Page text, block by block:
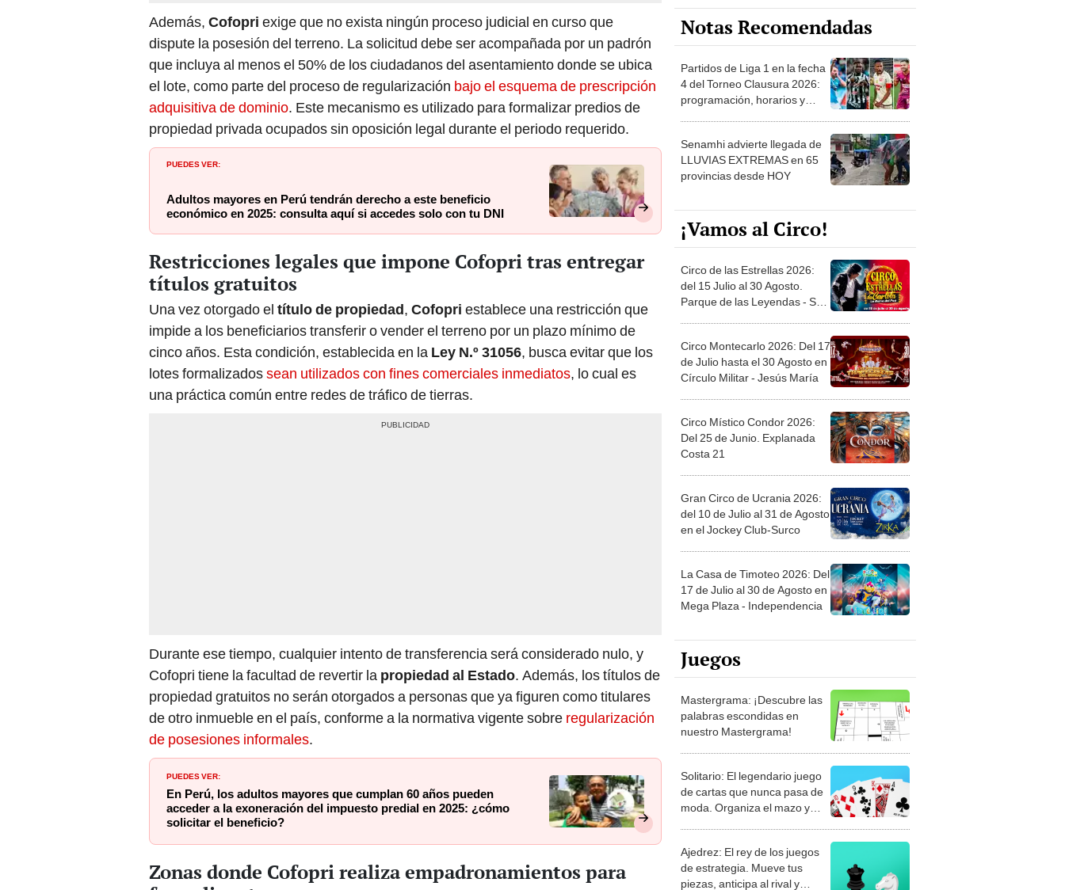
Además, Cofopri exige que no exista ningún proceso judicial en curso que
dispute la posesión del terreno. La solicitud debe ser acompañada por un padrón
que incluya al menos el 50% de los ciudadanos del asentamiento donde se ubica
el lote, como parte del proceso de regularización bajo el esquema de prescripción
adquisitiva de dominio. Este mecanismo es utilizado para formalizar predios de
propiedad privada ocupados sin oposición legal durante el periodo requerido.
PUEDES VER:
Adultos mayores en Perú tendrán derecho a este beneficio
económico en 2025: consulta aquí si accedes solo con tu DNI
Restricciones legales que impone Cofopri tras entregar
títulos gratuitos
Una vez otorgado el título de propiedad, Cofopri establece una restricción que
impide a los beneficiarios transferir o vender el terreno por un plazo mínimo de
cinco años. Esta condición, establecida en la Ley N.º 31056, busca evitar que los
lotes formalizadossean utilizados con fines comerciales inmediatos, lo cual es
una práctica común entre redes de tráfico de tierras.
Durante ese tiempo, cualquier intento de transferencia será considerado nulo, y
Cofopri tiene la facultad de revertir la propiedad al Estado. Además, los títulos de
propiedad gratuitos no serán otorgados a personas que ya figuren como titulares
de otro inmueble en el país, conforme a la normativa vigente sobre regularización
de posesiones informales.
PUEDES VER:
En Perú, los adultos mayores que cumplan 60 años pueden
acceder a la exoneración del impuesto predial en 2025: ¿cómo
solicitar el beneficio?
Zonas donde Cofopri realiza empadronamientos para
Notas Recomendadas
Partidos de Liga 1 en la fecha
4 del Torneo Clausura 2026:
programación, horarios y
Senamhi advierte llegada de
LLUVIAS EXTREMAS en 65
provincias desde HOY
¡Vamos al Circo!
Circo de las Estrellas 2026:
del 15 Julio al 30 Agosto.
Parque de las Leyendas - San
Circo Montecarlo 2026: Del 17
de Julio hasta el 30 Agosto en
Círculo Militar - Jesús María
Circo Místico Condor 2026:
Del 25 de Junio. Explanada
Costa 21
Gran Circo de Ucrania 2026:
del 10 de Julio al 31 de Agosto
en el Jockey Club-Surco
La Casa de Timoteo 2026: Del
17 de Julio al 30 de Agosto en
Mega Plaza - Independencia
Juegos
Mastergrama: ¡Descubre las
palabras escondidas en
nuestro Mastergrama!
Solitario: El legendario juego
de cartas que nunca pasa de
moda. Organiza el mazo y
Ajedrez: El rey de los juegos
de estrategia. Mueve tus
piezas, anticipa al rival y